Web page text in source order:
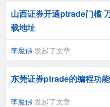
山西证券开通ptrade门槛
载地址
李魔佛 发起了文章
东莞证券ptrade的编程功
李魔佛 发起了文章